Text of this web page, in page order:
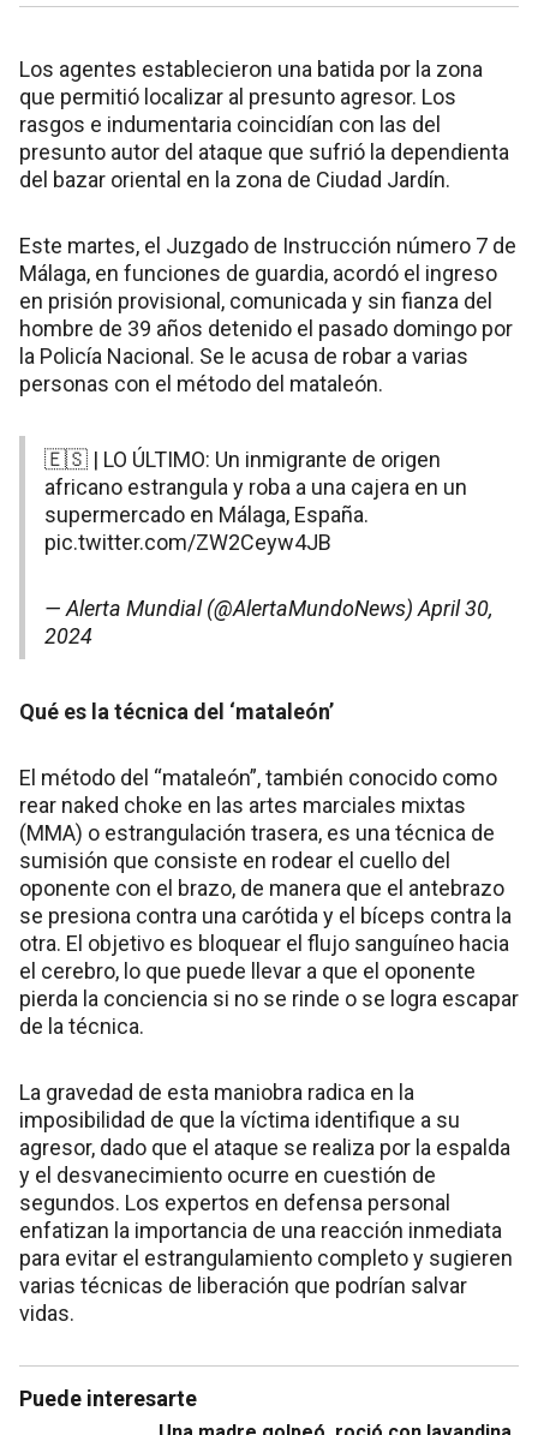
Los agentes establecieron una batida por la zona
que permitió localizar al presunto agresor. Los
rasgos e indumentaria coincidían con las del
presunto autor del ataque que sufrió la dependienta
del bazar oriental en la zona de Ciudad Jardín.
Este martes, el Juzgado de Instrucción número 7 de
Málaga, en funciones de guardia, acordó el ingreso
en prisión provisional, comunicada y sin fianza del
hombre de 39 años detenido el pasado domingo por
la Policía Nacional. Se le acusa de robar a varias
personas con el método del mataleón.
🇪🇸 | LO ÚLTIMO: Un inmigrante de origen
africano estrangula y roba a una cajera en un
supermercado en Málaga, España.
pic.twitter.com/ZW2Ceyw4JB
— Alerta Mundial (@AlertaMundoNews)April 30,
2024
Qué es la técnica del ‘mataleón’
El método del “mataleón”, también conocido como
rear naked choke en las artes marciales mixtas
(MMA) o estrangulación trasera, es una técnica de
sumisión que consiste en rodear el cuello del
oponente con el brazo, de manera que el antebrazo
se presiona contra una carótida y el bíceps contra la
otra. El objetivo es bloquear el flujo sanguíneo hacia
el cerebro, lo que puede llevar a que el oponente
pierda la conciencia si no se rinde o se logra escapar
de la técnica.
La gravedad de esta maniobra radica en la
imposibilidad de que la víctima identifique a su
agresor, dado que el ataque se realiza por la espalda
y el desvanecimiento ocurre en cuestión de
segundos. Los expertos en defensa personal
enfatizan la importancia de una reacción inmediata
para evitar el estrangulamiento completo y sugieren
varias técnicas de liberación que podrían salvar
vidas.
Puede interesarte